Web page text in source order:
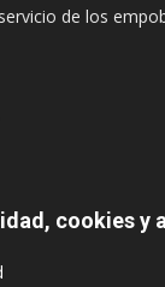
de los
cookies y